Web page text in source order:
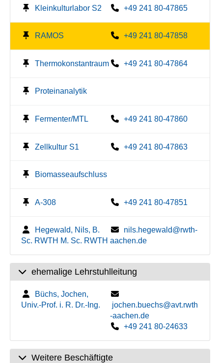
Kleinkulturlabor S2 +49 241 80-47865
RAMOS +49 241 80-47858
Thermokonstantraum +49 241 80-47864
Proteinanalytik
Fermenter/MTL +49 241 80-47860
Zellkultur S1 +49 241 80-47863
Biomasseaufschluss
A-308 +49 241 80-47851
Hegewald, Nils, B.
Sc. RWTH M. Sc. RWTH
nils.hegewald@rwth-
aachen.de
ehemalige Lehrstuhlleitung
Büchs, Jochen,
Univ.-Prof. i. R. Dr.-Ing.
jochen.buechs@avt.rwth
-aachen.de
+49 241 80-24633
Weitere Beschäftigte